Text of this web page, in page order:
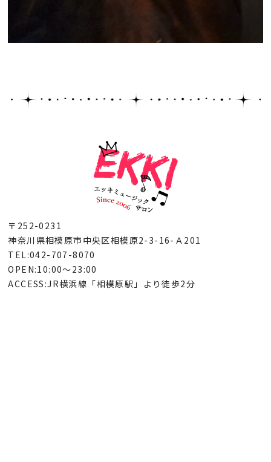
〒252-0231
神奈川県相模原市中央区相模原2-3-16-Ａ201
TEL:042-707-8070
OPEN:10:00～23:00
ACCESS:JR横浜線「相模原駅」より徒歩2分